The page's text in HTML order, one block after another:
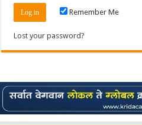
Remember Me
Lost your password?